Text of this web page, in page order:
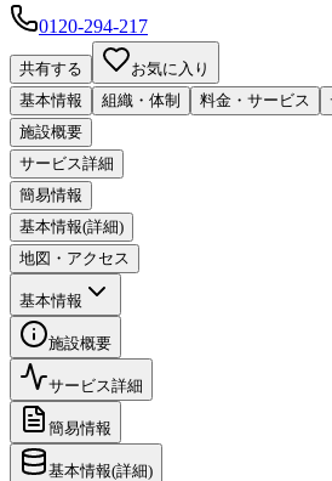
0120-294-217
共有する
お気に入り
基本情報
組織・体制 料金・サービス
施設概要
サービス詳細
簡易情報
基本情報(詳細)
地図・アクセス
基本情報
施設概要
サービス詳細
簡易情報
基本情報(詳細)